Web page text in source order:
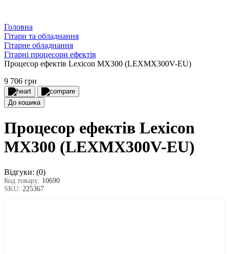
Головна
Гітари та обладнання
Гітарне обладнання
Гітарні процесори ефектів
Процесор ефектів Lexicon MX300 (LEXMX300V-EU)
9 706 грн
До кошика
Процесор ефектів Lexicon
MX300 (LEXMX300V-EU)
Відгуки: (0)
Код товару: 10690
SKU: 225367